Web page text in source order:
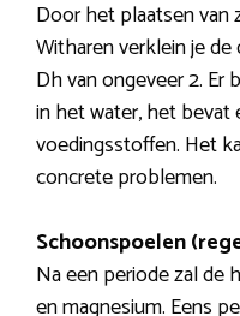
Door het plaatsen van
Witharen verklein je de
Dh van ongeveer 2.
in het water, het bevat
voedingsstoffen. Het
concrete problemen.
Schoonspoelen
Na een periode zal de
en magnesium. Eens